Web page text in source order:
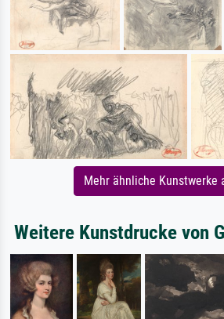
Mehr ähnliche Kunstwerke
Weitere Kunstdrucke von